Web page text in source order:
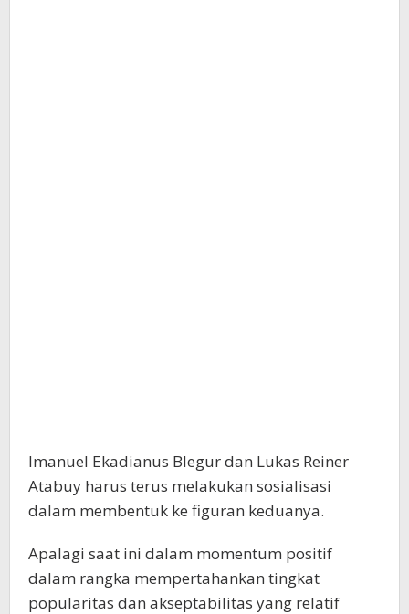
Imanuel Ekadianus Blegur dan Lukas Reiner
Atabuy harus terus melakukan sosialisasi
dalam membentuk ke figuran keduanya.
Apalagi saat ini dalam momentum positif
dalam rangka mempertahankan tingkat
popularitas dan akseptabilitas yang relatif